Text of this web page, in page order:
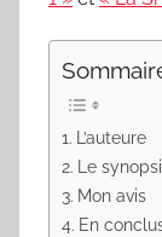
L’auteure
Le
Mon avis
En